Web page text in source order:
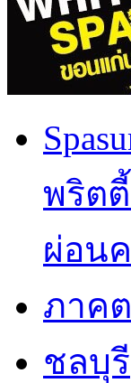
พริต
ผ่อน
ภาค
ชลบุรี